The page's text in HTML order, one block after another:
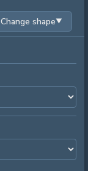
Change shape▼